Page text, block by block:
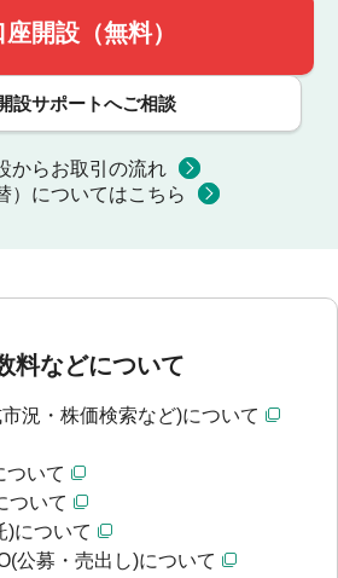
座開設（無料）
設サポートへご相談
からお取引の流れ
）についてはこちら
料などについて
況・株価検索など)について
ついて
ついて
)について
公募・売出し)について